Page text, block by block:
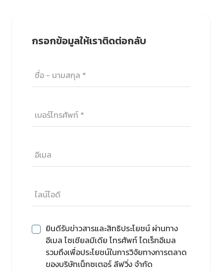
กรอกข้อมูลให้เราติดต่อกลับ
ยินดีรับข่าวสารและสิทธิประโยชน์ ผ่านทาง
อีเมล โซเชียลมีเดีย โทรศัพท์ ไดเร็กอีเมล
รวมถึงเพื่อประโยชน์ในการวิจัยทางการตลาด
ของบริษัทเน็กซเตอร์ ลีฟวิ่ง จำกัด